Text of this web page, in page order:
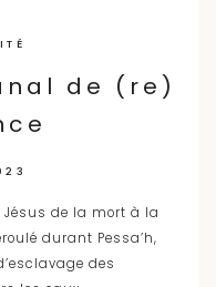
de (re)
de la mort à la
durant Pessa’h,
des